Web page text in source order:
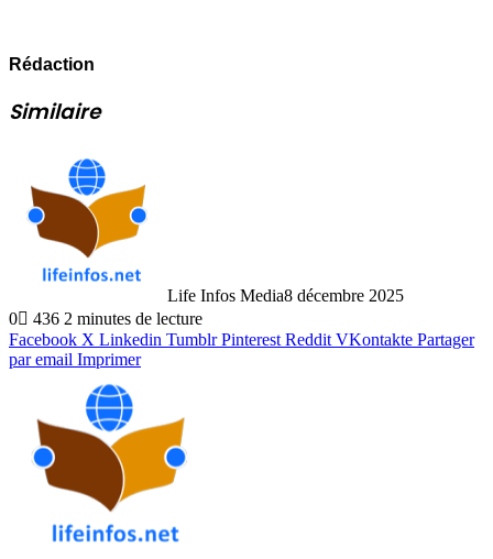
Rédaction
Similaire
Life Infos Media8 décembre 2025
0
436 2 minutes de lecture
Facebook X Linkedin Tumblr Pinterest Reddit VKontakte Partager
par email Imprimer